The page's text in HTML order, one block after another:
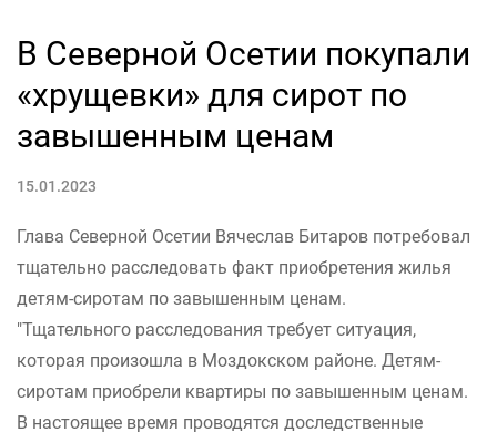
В Северной Осетии покупали
«хрущевки» для сирот по
завышенным ценам
15.01.2023
Глава Северной Осетии Вячеслав Битаров потребовал
тщательно расследовать факт приобретения жилья
детям-сиротам по завышенным ценам.
"Тщательного расследования требует ситуация,
которая произошла в Моздокском районе. Детям-
сиротам приобрели квартиры по завышенным ценам.
В настоящее время проводятся доследственные